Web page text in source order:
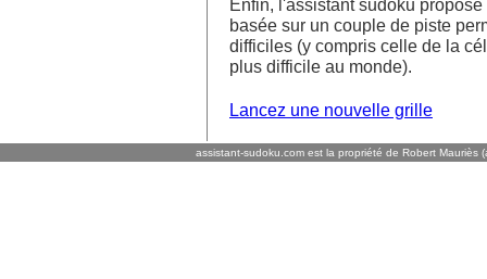
Enfin, l'assistant sudoku
basée sur un couple de piste
difficiles (y compris celle de la
plus difficile au monde).
Lancez une nouvelle grille
assistant-sudoku.com est la propriété de Robert Mauriès